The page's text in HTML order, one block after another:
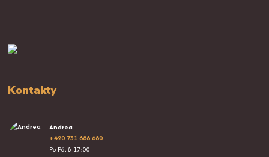
Kontakty
Andrea
+420 731 686 680
Po-Pá, 8-17:00